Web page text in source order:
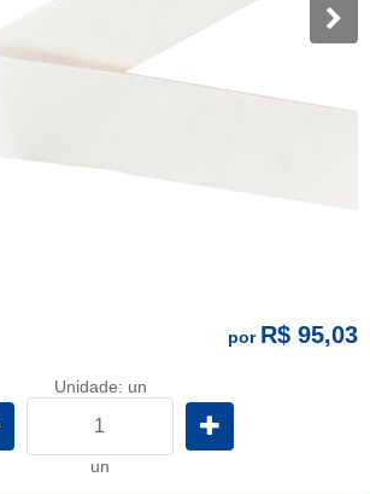
por R$ 95,03
Unidade: un
un